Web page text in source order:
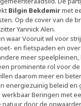
Bilgin Bekdemirmet
Op de cover van de
Yannick Alen.
waar Vooruit wil voor
en fietspaden en
meer
prominente rol voor
daarom meer en
energiezuinig beleid
Beringen met
natuur door de